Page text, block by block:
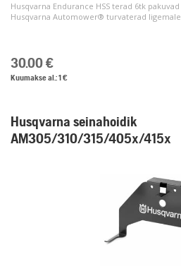
Husqvarna Endurance HSS terad 6tk
Husqvarna Automower® turvaterad
30.00 €
Kuumakse al.: 1 €
Husqvarna seinahoidik
AM305/310/315/405x/415x